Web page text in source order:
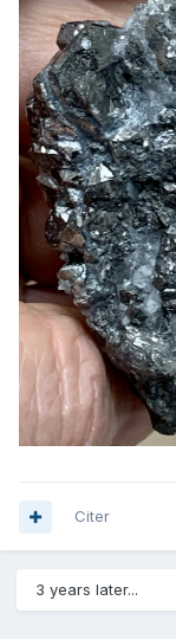
Citer
3 years later...